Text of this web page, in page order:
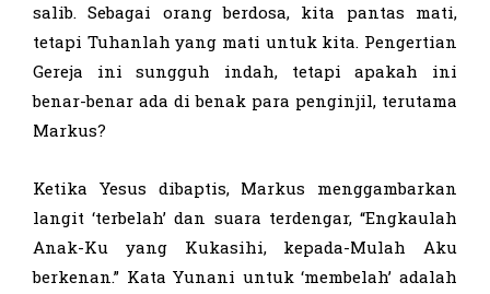
salib. Sebagai orang berdosa, kita pantas mati,
tetapi Tuhanlah yang mati untuk kita. Pengertian
Gereja ini sungguh indah, tetapi apakah ini
benar-benar ada di benak para penginjil, terutama
Markus?
Ketika Yesus dibaptis, Markus menggambarkan
langit ‘terbelah’ dan suara terdengar, “Engkaulah
Anak-Ku yang Kukasihi, kepada-Mulah Aku
berkenan.” Kata Yunani untuk ‘membelah’ adalah